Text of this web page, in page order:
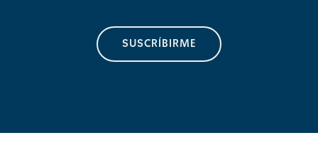
SUSCRÍBIRME